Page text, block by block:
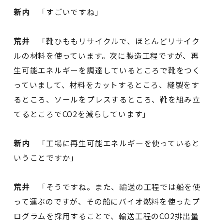
新内 「すごいですね」
荒井 「靴ひももリサイクルで、ほとんどリサイク
ルの材料を使っています。次に製造工程ですが、再
生可能エネルギーを調達しているところで靴をつく
っていまして、材料をカットするところ、縫製をす
るところ、ソールをプレスするところ、靴を組み立
てるところでCO2を減らしています」
新内 「工場に再生可能エネルギーを使っていると
いうことですか」
荒井 「そうですね。また、輸送の工程では船を使
って運ぶのですが、その船にバイオ燃料を使ったプ
ログラムを採用することで、輸送工程のCO2排出量